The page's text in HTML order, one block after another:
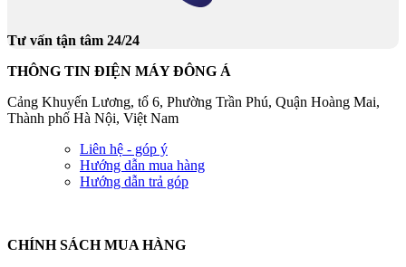
Tư vấn tận tâm 24/24
THÔNG TIN ĐIỆN MÁY ĐÔNG Á
Cảng Khuyến Lương, tổ 6, Phường Trần Phú, Quận Hoàng Mai,
Thành phố Hà Nội, Việt Nam
Liên hệ - góp ý
Hướng dẫn mua hàng
Hướng dẫn trả góp
CHÍNH SÁCH MUA HÀNG